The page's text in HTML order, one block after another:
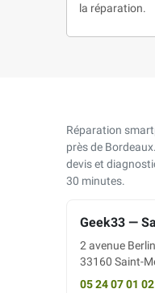
la réparation.
Réparation
près de
devis et
30 minutes.
Geek33 —
2 avenue
33160 Saint-
05 24 07 01 02